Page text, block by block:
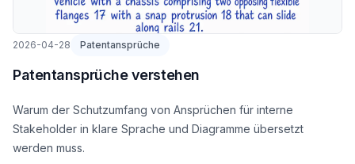
2026-04-28 Patentansprüche
Patentansprüche verstehen
Warum der Schutzumfang von Ansprüchen für interne
Stakeholder in klare Sprache und Diagramme übersetzt
werden muss.